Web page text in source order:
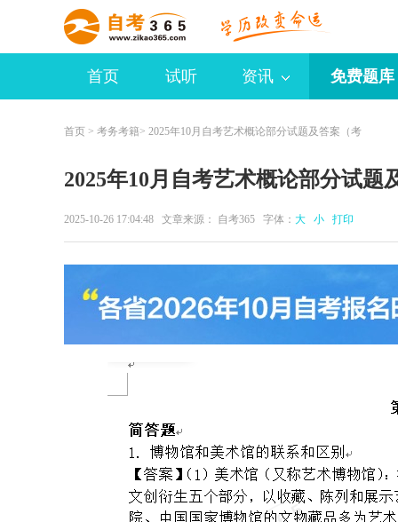
首页 试听 资讯 免费题库
首页 > 考务考籍> 2025年10月自考艺术概论部分试题及答案（考
2025年10月自考艺术概论部分试题
2025-10-26 17:04:48 文章来源： 自考365 字体： 大 小 打印